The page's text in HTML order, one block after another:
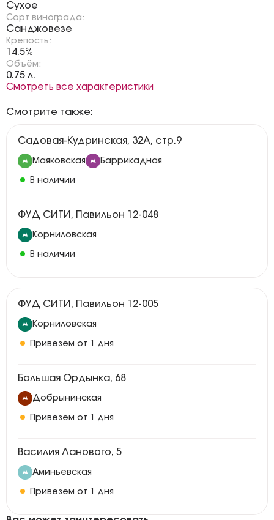
Сухое
Сорт винограда:
Санджовезе
Крепость:
14.5%
Объём:
0.75 л.
Смотреть все характеристики
Смотрите также:
Садовая-Кудринская, 32А, стр.9
Маяковская Баррикадная
В наличии
ФУД СИТИ, Павильон 12-048
Корниловская
В наличии
ФУД СИТИ, Павильон 12-005
Корниловская
Привезем от 1 дня
Большая Ордынка, 68
Добрынинская
Привезем от 1 дня
Василия Ланового, 5
Аминьевская
Привезем от 1 дня